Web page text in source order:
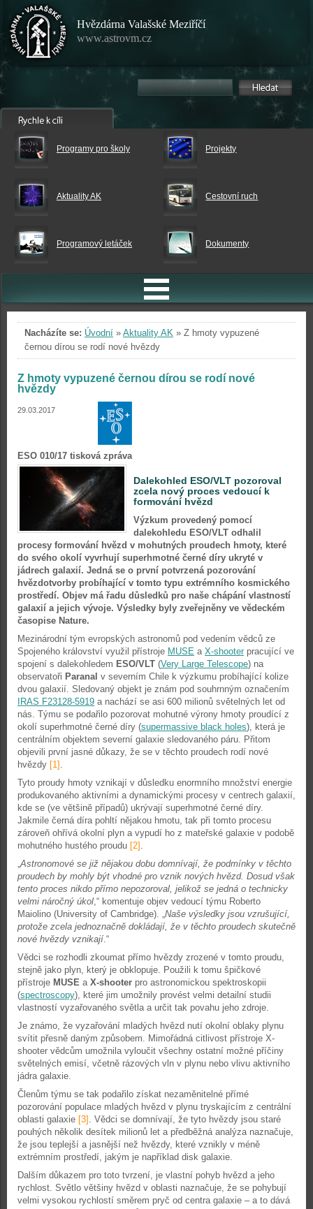
Hvězdárna Valašské Meziříčí
www.astrovm.cz
Programy pro školy Projekty
Aktuality AK Cestovní ruch
Programový letáček Dokumenty
Nacházíte se: Úvodní » Aktuality AK » Z hmoty vypuzené
černou dírou se rodí nové hvězdy
Z hmoty vypuzené černou dírou se rodí nové
hvězdy
29.03.2017
ESO 010/17 tisková zpráva
Dalekohled ESO/VLT pozoroval
zcela nový proces vedoucí k
formování hvězd
Výzkum provedený pomocí
dalekohledu ESO/VLT odhalil
procesy formování hvězd v mohutných proudech hmoty, které
do svého okolí vyvrhují superhmotné černé díry ukryté v
jádrech galaxií. Jedná se o první potvrzená pozorování
hvězdotvorby probíhající v tomto typu extrémního kosmického
prostředí. Objev má řadu důsledků pro naše chápání vlastností
galaxií a jejich vývoje. Výsledky byly zveřejněny ve vědeckém
časopise Nature.
Mezinárodní tým evropských astronomů pod vedením vědců ze
Spojeného království využil přístroje MUSE a X-shooter pracující ve
spojení s dalekohledem ESO/VLT (Very Large Telescope) na
observatoři Paranal v severním Chile k výzkumu probíhající kolize
dvou galaxií. Sledovaný objekt je znám pod souhrnným označením
IRAS F23128-5919 a nachází se asi 600 milionů světelných let od
nás. Týmu se podařilo pozorovat mohutné výrony hmoty proudící z
okolí superhmotné černé díry (supermassive black holes), která je
centrálním objektem severní galaxie sledovaného páru. Přitom
objevili první jasné důkazy, že se v těchto proudech rodí nové
hvězdy [1] .
Tyto proudy hmoty vznikají v důsledku enormního množství energie
produkovaného aktivními a dynamickými procesy v centrech galaxií,
kde se (ve většině případů) ukrývají superhmotné černé díry.
Jakmile černá díra pohltí nějakou hmotu, tak při tomto procesu
zároveň ohřívá okolní plyn a vypudí ho z mateřské galaxie v podobě
mohutného hustého proudu [2] .
„Astronomové se již nějakou dobu domnívají, že podmínky v těchto
proudech by mohly být vhodné pro vznik nových hvězd. Dosud však
tento proces nikdo přímo nepozoroval, jelikož se jedná o technicky
velmi náročný úkol,“ komentuje objev vedoucí týmu Roberto
Maiolino (University of Cambridge). „Naše výsledky jsou vzrušující,
protože zcela jednoznačně dokládají, že v těchto proudech skutečně
nové hvězdy vznikají.“
Vědci se rozhodli zkoumat přímo hvězdy zrozené v tomto proudu,
stejně jako plyn, který je obklopuje. Použili k tomu špičkové
přístroje MUSE a X-shooter pro astronomickou spektroskopii
(spectroscopy), které jim umožnily provést velmi detailní studii
vlastností vyzařovaného světla a určit tak povahu jeho zdroje.
Je známo, že vyzařování mladých hvězd nutí okolní oblaky plynu
svítit přesně daným způsobem. Mimořádná citlivost přístroje X-
shooter vědcům umožnila vyloučit všechny ostatní možné příčiny
světelných emisí, včetně rázových vln v plynu nebo vlivu aktivního
jádra galaxie.
Členům týmu se tak podařilo získat nezaměnitelné přímé
pozorování populace mladých hvězd v plynu tryskajícím z centrální
oblasti galaxie [3] . Vědci se domnívají, že tyto hvězdy jsou staré
pouhých několik desítek milionů let a předběžná analýza naznačuje,
že jsou teplejší a jasnější než hvězdy, které vznikly v méně
extrémním prostředí, jakým je například disk galaxie.
Dalším důkazem pro toto tvrzení, je vlastní pohyb hvězd a jeho
rychlost. Světlo většiny hvězd v oblasti naznačuje, že se pohybují
velmi vysokou rychlostí směrem pryč od centra galaxie – a to dává